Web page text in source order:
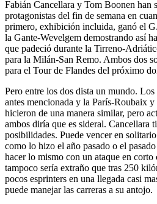
Fabián Cancellara y Tom Boonen han
protagonistas del fin de semana en
primero, exhibición incluida, ganó el
la Gante-Wevelgem demostrando así
que padeció durante la Tirreno-
para la Milán-San Remo. Ambos dos
para el Tour de Flandes del próximo
Pero entre los dos dista un mundo.
antes mencionada y la París-Roubaix y
hicieron de una manera similar, pero
ambos diría que es sideral. Cancellara
posibilidades. Puede vencer en
como lo hizo el año pasado o el
hacer lo mismo con un ataque en
tampoco sería extraño que tras 250
pocos esprinters en una llegada casi
puede manejar las carreras a su antojo.